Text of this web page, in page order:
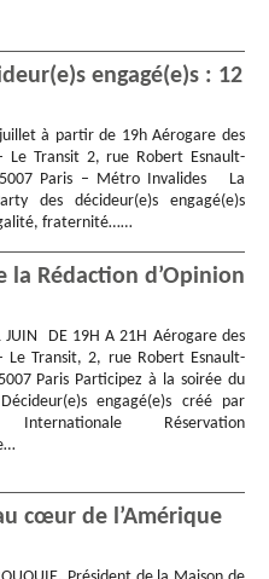
engagé(e)s : 12
à partir de 19h Aérogare des
Le Transit 2, rue Robert Esnault-
Paris – Métro Invalides La
des décideur(e)s engagé(e)s
fraternité……
la Rédaction d’Opinion
JUIN DE 19H A 21H Aérogare des
Le Transit, 2, rue Robert Esnault-
Paris Participez à la soirée du
engagé(e)s créé par
Internationale Réservation
cœur de l’Amérique